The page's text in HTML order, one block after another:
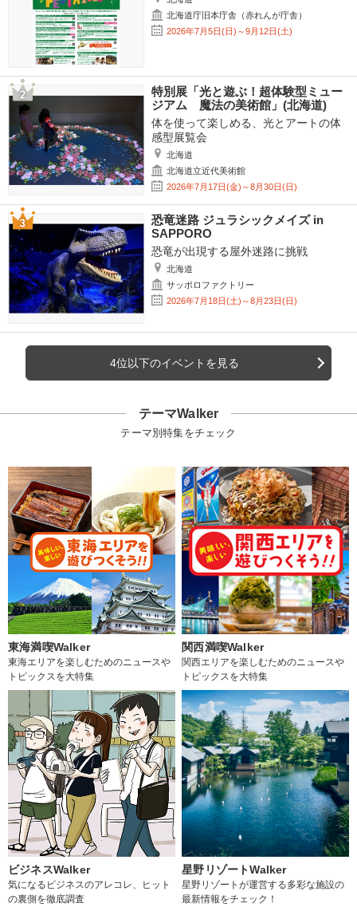
北海道庁旧本庁舎（赤れんが庁舎）
2026年7月5日(日)～9月12日(土)
特別展「光と遊ぶ！超体験型ミュー
ジアム 魔法の美術館」(北海道)
体を使って楽しめる、光とアートの体
感型展覧会
北海道
北海道立近代美術館
2026年7月17日(金)～8月30日(日)
恐竜迷路 ジュラシックメイズ in
SAPPORO
恐竜が出現する屋外迷路に挑戦
北海道
サッポロファクトリー
2026年7月18日(土)～8月23日(日)
4位以下のイベントを見る
テーマWalker
テーマ別特集をチェック
東海満喫Walker
東海エリアを楽しむためのニュースや
トピックスを大特集
関西満喫Walker
関西エリアを楽しむためのニュースや
トピックスを大特集
ビジネスWalker
気になるビジネスのアレコレ、ヒット
の裏側を徹底調査
星野リゾートWalker
星野リゾートが運営する多彩な施設の
最新情報をチェック！